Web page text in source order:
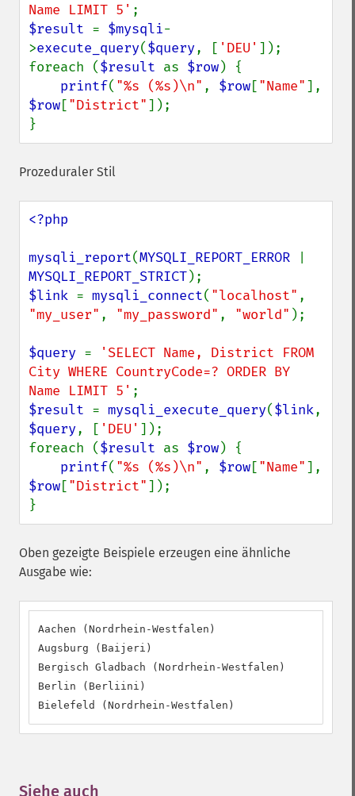
Name LIMIT 5'
$result = $mysqli-
>execute_query($query, [ 'DEU' ]);
foreach ($result as $row) {
printf( "%s (%s)\n" , $row["Name"
$row["District"]);
}
Prozeduraler Stil
<?php
mysqli_report(MYSQLI_REPORT_ERROR
MYSQLI_REPORT_STRICT
$link = mysqli_connect( "localhost"
"my_user" , "my_password" , "world" );
$query =
'SELECT Name, District FROM
City WHERE CountryCode=? ORDER BY
Name LIMIT 5'
$result = mysqli_execute_query($link
$query, [ 'DEU' ]);
foreach ($result as $row) {
printf( "%s (%s)\n" , $row["Name"
$row["District"]);
}
Oben gezeigte Beispiele erzeugen eine ähnliche
Ausgabe wie:
Aachen (Nordrhein-Westfalen)
Augsburg (Baijeri)
Bergisch Gladbach (Nordrhein-Westfalen)
Berlin (Berliini)
Bielefeld (Nordrhein-Westfalen)
Siehe auch